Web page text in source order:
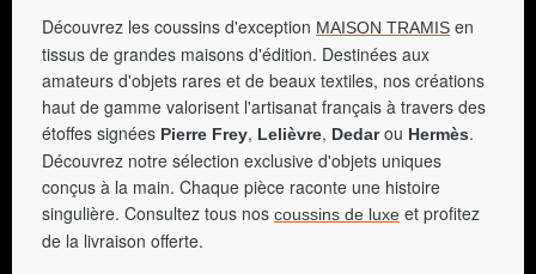
Découvrez les coussins d'exception MAISON TRAMIS en
tissus de grandes maisons d'édition. Destinées aux
amateurs d'objets rares et de beaux textiles, nos créations
haut de gamme valorisent l'artisanat français à travers des
étoffes signées Pierre Frey, Lelièvre, Dedarou Hermès.
Découvrez notre sélection exclusive d'objets uniques
conçus à la main. Chaque pièce raconte une histoire
singulière. Consultez tous nos coussins de luxe et profitez
de la livraison offerte.